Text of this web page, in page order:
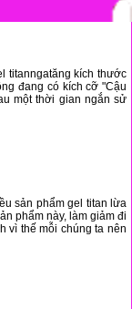
titanngatăng kích thước
đang có kích cỡ "Cậu
một thời gian ngắn sử
sản phẩm gel titan lừa
phẩm này, làm giảm đi
vì thế mỗi chúng ta nên